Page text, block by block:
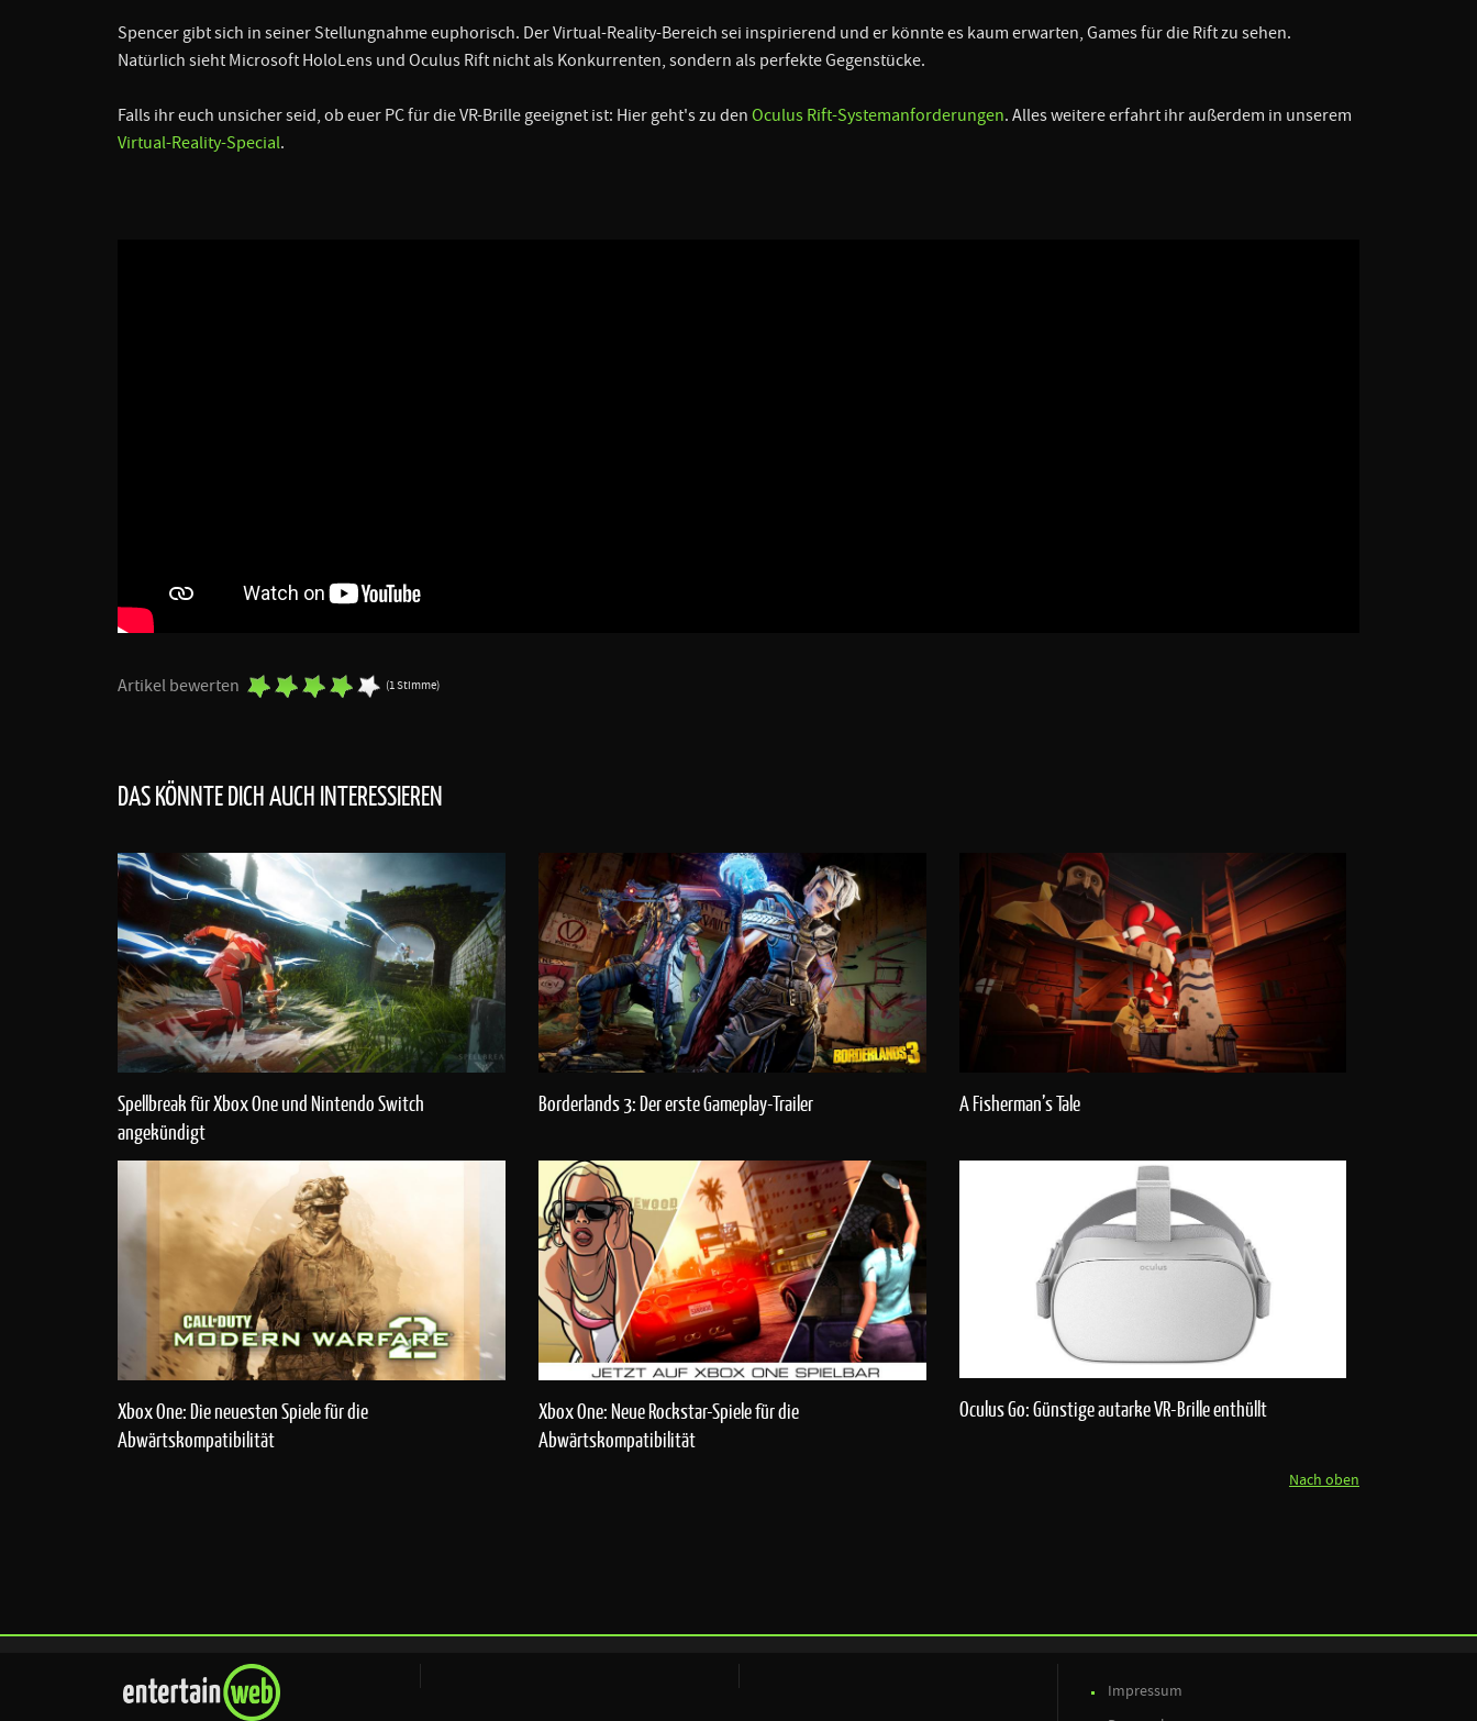
Spencer gibt sich in seiner Stellungnahme euphorisch. Der Virtual-Reality-Bereich sei inspirierend und er könnte es kaum erwarten, Games für die Rift zu sehen.
Natürlich sieht Microsoft HoloLens und Oculus Rift nicht als Konkurrenten, sondern als perfekte Gegenstücke.
Falls ihr euch unsicher seid, ob euer PC für die VR-Brille geeignet ist: Hier geht's zu den Oculus Rift-Systemanforderungen. Alles weitere erfahrt ihr außerdem in unserem
Virtual-Reality-Special.
Artikel bewerten (1 Stimme)
DAS KÖNNTE DICH AUCH INTERESSIEREN
Spellbreak für Xbox One und Nintendo Switch
angekündigt
Borderlands 3: Der erste Gameplay-Trailer A Fisherman’s Tale
Xbox One: Die neuesten Spiele für die
Abwärtskompatibilität
Xbox One: Neue Rockstar-Spiele für die
Abwärtskompatibilität
Oculus Go: Günstige autarke VR-Brille enthüllt
Nach oben
Impressum